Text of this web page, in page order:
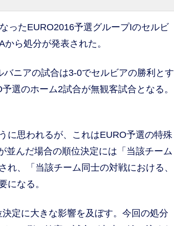
ったEURO2016予選グループIのセルビ
ら処分が発表された。
ニアの試合は3-0でセルビアの勝利とす
選のホーム2試合が無観客試合となる。
に思われるが、これはEURO予選の特殊
並んだ場合の順位決定には「当該チーム
、「当該チーム同士の対戦における、
になる。
定に大きな影響を及ぼす。今回の処分